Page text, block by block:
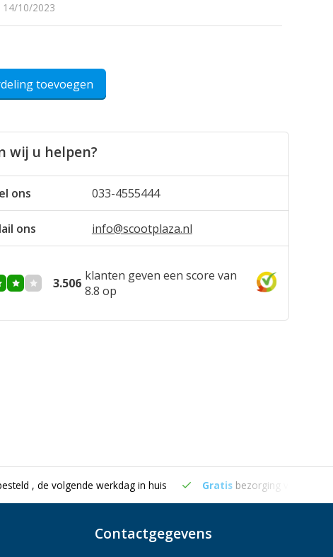
14/10/2023
toevoegen
wij u helpen?
ons 033-4555444
ons info@scootplaza.nl
3.506 klanten geven een score van
8.8 op
, de volgende werkdag in huis Gratis bezorging vanaf €50
Contactgegevens